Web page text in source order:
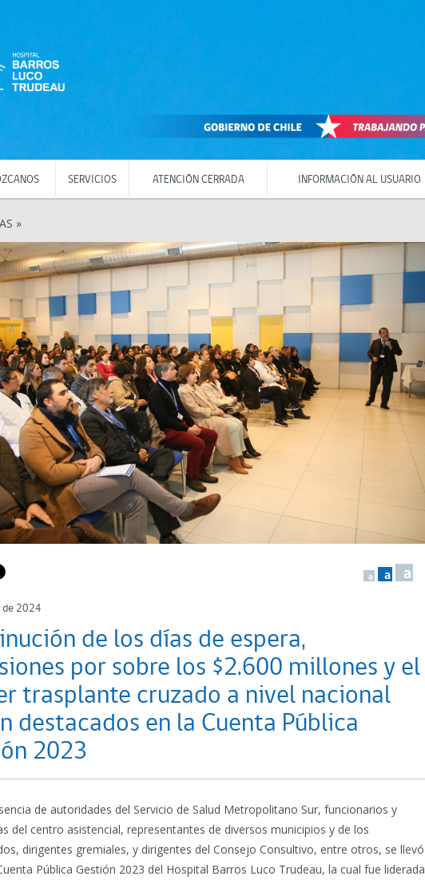
SERVICIOS ATENCIÓN CERRADA INFORMACIÓN AL USUARIO
»
a a a
de 2024
de los días de espera,
por sobre los $2.600 millones y el
trasplante cruzado a nivel nacional
destacados en la Cuenta Pública
2023
de autoridades del Servicio de Salud Metropolitano Sur, funcionarios y
del centro asistencial, representantes de diversos municipios y de los
dirigentes gremiales, y dirigentes del Consejo Consultivo, entre otros, se llevó
Pública Gestión 2023 del Hospital Barros Luco Trudeau, la cual fue liderada